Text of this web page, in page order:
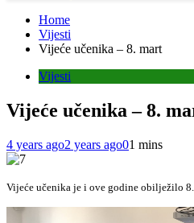
Home
Vijesti
Vijeće učenika – 8. mart
Vijesti
Vijeće učenika – 8.
4 years ago2 years ago01 mins
Vijeće učenika je i ove godine obilježilo